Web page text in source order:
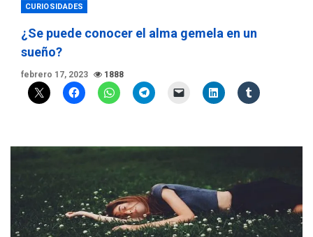
CURIOSIDADES
¿Se puede conocer el alma gemela en un
sueño?
febrero 17, 2023 1888